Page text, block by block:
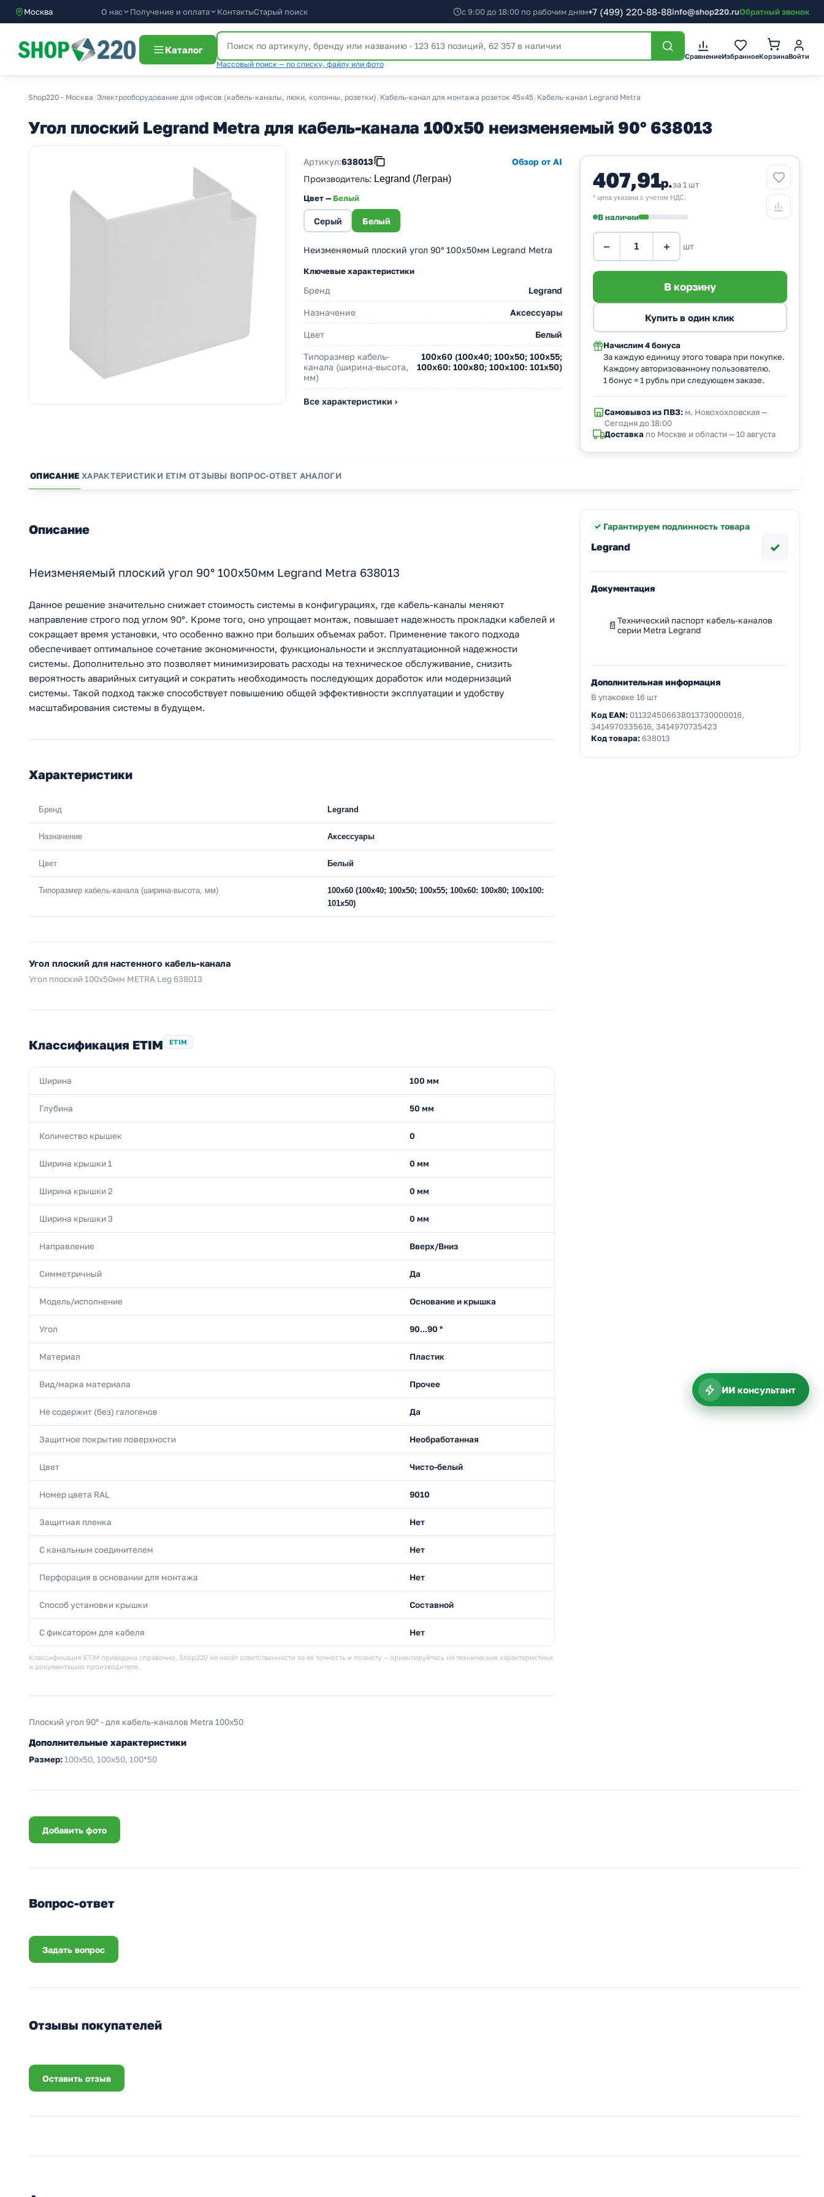
Москва О нас Получение и оплата КонтактыСтарый поиск с 9:00 до 18:00 по рабочим дням+7 (499) 220-88-88info@shop220.ruОбратный звонок
Каталог
Массовый поиск — по списку, файлу или фото
СравнениеИзбранноеКорзинаВойти
Shop220 - Москва /Электрооборудование для офисов (кабель-каналы, люки, колонны, розетки) /Кабель-канал для монтажа розеток 45х45/Кабель-канал Legrand Metra
Угол плоский Legrand Metra для кабель-канала 100х50 неизменяемый 90° 638013
Артикул:638013
Обзор от AI
Производитель: Legrand (Легран)
Цвет —Белый
Серый Белый
Неизменяемый плоский угол 90° 100х50мм Legrand Metra
Ключевые характеристики
Бренд Legrand
Назначение Аксессуары
Цвет Белый
Типоразмер кабель-
канала (ширина-высота,
мм)
100х60 (100х40; 100х50; 100х55;
100х60: 100х80; 100х100: 101х50)
Все характеристики ›
407,91р.за 1 шт
* цена указана с учетом НДС.
В наличии
− + шт
Начислим 4 бонуса
За каждую единицу этого товара при покупке.
Каждому авторизованному пользователю.
1 бонус = 1 рубль при следующем заказе.
Самовывоз из ПВЗ:м. Новохохловская —
Сегодня до 18:00
Доставка по Москве и области — 10 августа
ОПИСАНИЕ ХАРАКТЕРИСТИКИ ETIM ОТЗЫВЫ ВОПРОС-ОТВЕТ АНАЛОГИ
Описание
Неизменяемый плоский угол 90° 100х50мм Legrand Metra 638013
Данное решение значительно снижает стоимость системы в конфигурациях, где кабель-каналы меняют
направление строго под углом 90°. Кроме того, оно упрощает монтаж, повышает надежность прокладки кабелей и
сокращает время установки, что особенно важно при больших объемах работ. Применение такого подхода
обеспечивает оптимальное сочетание экономичности, функциональности и эксплуатационной надежности
системы. Дополнительно это позволяет минимизировать расходы на техническое обслуживание, снизить
вероятность аварийных ситуаций и сократить необходимость последующих доработок или модернизаций
системы. Такой подход также способствует повышению общей эффективности эксплуатации и удобству
масштабирования системы в будущем.
Характеристики
Бренд Legrand
Назначение Аксессуары
Цвет Белый
Типоразмер кабель-канала (ширина-высота, мм)
100х60 (100х40; 100х50; 100х55; 100х60: 100х80; 100х100:
101х50)
Угол плоский для настенного кабель-канала
Угол плоский 100х50мм METRA Leg 638013
Классификация ETIM ETIM
Ширина 100 мм
Глубина 50 мм
Количество крышек 0
Ширина крышки 1 0 мм
Ширина крышки 2 0 мм
Ширина крышки 3 0 мм
Направление Вверх/Вниз
Симметричный Да
Модель/исполнение Основание и крышка
Угол 90...90 °
Материал Пластик
Вид/марка материала Прочее
Не содержит (без) галогенов Да
Защитное покрытие поверхности Необработанная
Цвет Чисто-белый
Номер цвета RAL 9010
Защитная пленка Нет
С канальным соединителем Нет
Перфорация в основании для монтажа Нет
Способ установки крышки Составной
С фиксатором для кабеля Нет
Классификация ETIM приведена справочно. Shop220 не несёт ответственности за её точность и полноту — ориентируйтесь на технические характеристики
и документацию производителя.
Плоский угол 90° - для кабель-каналов Metra 100x50
Дополнительные характеристики
Размер:100х50, 100x50, 100*50
Гарантируем подлинность товара
Legrand ✓
Документация
Технический паспорт кабель-каналов
серии Metra Legrand
Дополнительная информация
В упаковке 16 шт
Код EAN:011324506638013730000016,
3414970335616, 3414970735423
Код товара:638013
Добавить фото
Вопрос-ответ
Задать вопрос
Отзывы покупателей
Оставить отзыв
ИИ консультант